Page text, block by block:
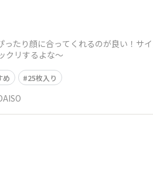
たり顔に合ってくれるのが良い！サ
クリするよな〜
め 25枚入り